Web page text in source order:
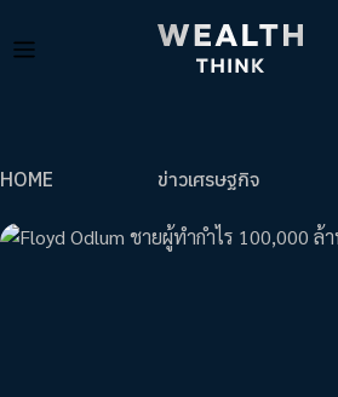
HOME ข่าวเศรษฐกิจ